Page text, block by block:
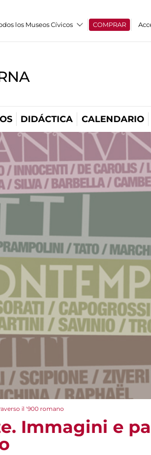
los Museos Cívicos COMPRAR
DIDÁCTICA CALENDARIO
il '900 romano
Immagini e